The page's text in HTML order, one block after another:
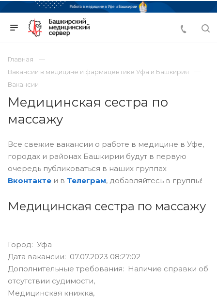
Главная
Вакансии в медицине и фармацевтике Уфа и Башкирия
Вакансии
Медицинская сестра по
массажу
Все свежие вакансии о работе в медицине в Уфе,
городах и районах Башкирии будут в первую
очередь публиковаться в наших группах
Вконтакте и в Телеграм, добавляйтесь в группы!
Медицинская сестра по массажу
Город: Уфа
Дата вакансии: 07.07.2023 08:27:02
Дополнительные требования: Наличие справки об
отсутствии судимости,
Медицинская книжка,